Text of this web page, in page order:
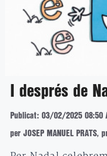
I després de
Publicat: 03/02/2025 08:50
per JOSEP MANUEL PRATS,